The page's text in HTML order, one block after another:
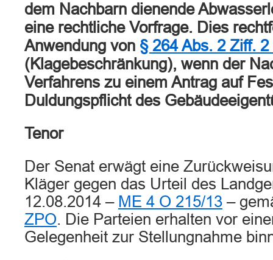
dem Nachbarn dienende
eine rechtliche Vorfrage. Dies
Anwendung von § 264 Abs. 2 Ziff.
(Klagebeschränkung), wenn der
Verfahrens zu einem Antrag auf
Duldungspflicht des
Tenor
Der Senat erwägt eine
Kläger gegen das Urteil des
12.08.2014 – ME 4 O 215/13 –
ZPO. Die Parteien erhalten vor
Gelegenheit zur Stellungnahme